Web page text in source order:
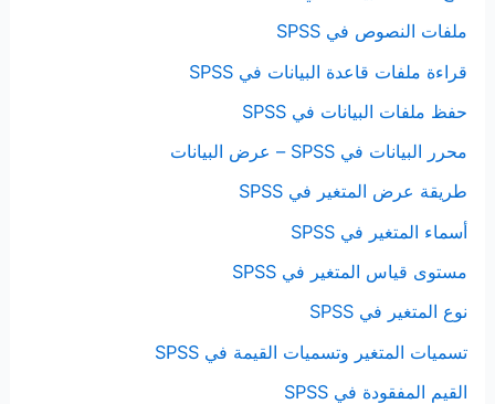
ملفات النصوص في SPSS
قراءة ملفات قاعدة البيانات في SPSS
حفظ ملفات البيانات في SPSS
محرر البيانات في SPSS – عرض البيانات
طريقة عرض المتغير في SPSS
أسماء المتغير في SPSS
مستوى قياس المتغير في SPSS
نوع المتغير في SPSS
تسميات المتغير وتسميات القيمة في SPSS
القيم المفقودة في SPSS